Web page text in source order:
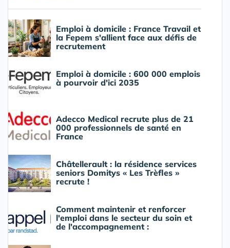
Emploi à domicile : France Travail et
la Fepem s'allient face aux défis de
recrutement
Emploi à domicile : 600 000 emplois
à pourvoir d'ici 2035
Adecco Medical recrute plus de 21
000 professionnels de santé en
France
Châtellerault : la résidence services
seniors Domitys « Les Trèfles »
recrute !
Comment maintenir et renforcer
l'emploi dans le secteur du soin et
de l'accompagnement :